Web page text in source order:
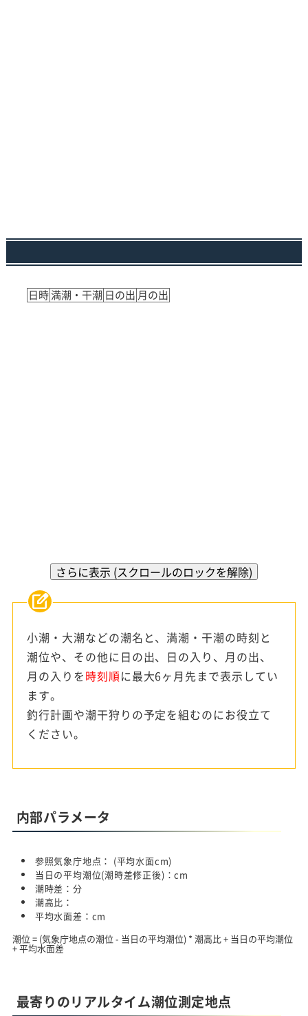
日時満潮・干潮 日の出 月の出
さらに表示 (スクロールのロックを解除)
小潮・大潮などの潮名と、満潮・干潮の時刻と
潮位や、その他に日の出、日の入り、月の出、
月の入りを時刻順に最大6ヶ月先まで表示してい
ます。
釣行計画や潮干狩りの予定を組むのにお役立て
ください。
内部パラメータ
参照気象庁地点： (平均水面cm)
当日の平均潮位(潮時差修正後)：cm
潮時差：分
潮高比：
平均水面差： cm
潮位 = (気象庁地点の潮位 - 当日の平均潮位) * 潮高比 + 当日の平均潮位
+ 平均水面差
最寄りのリアルタイム潮位測定地点